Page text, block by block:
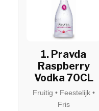
1. Pravda
Raspberry
Vodka 70CL
Fruitig • Feestelijk •
Fris